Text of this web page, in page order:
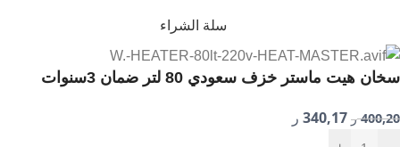
سلة الشراء
سخان هيت ماستر خزف سعودي 80 لتر ضمان 3سنوات
400,20 ر 340,17 ر